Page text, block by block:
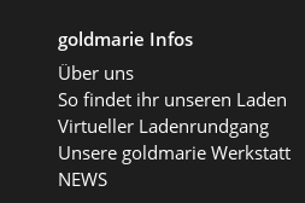
goldmarie Infos
Über uns
So findet ihr unseren Laden
Virtueller Ladenrundgang
Unsere goldmarie Werkstatt
NEWS